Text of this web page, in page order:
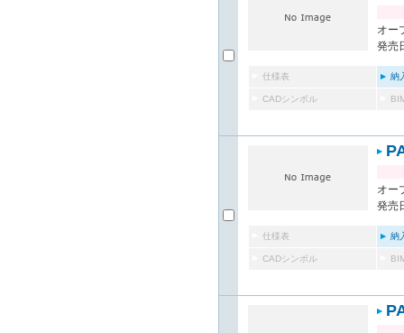
オー
発売
仕様表 納
CADシンボル
オー
発売
仕様表 納
CADシンボル